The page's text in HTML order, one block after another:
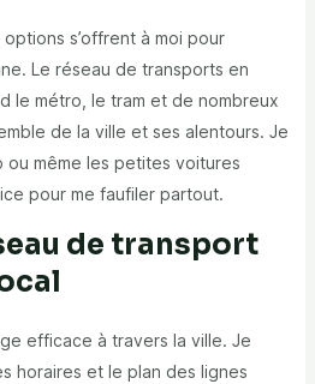
s’offrent à moi pour
Le réseau de transports en
le métro, le tram et de nombreux
de la ville et ses alentours. Je
ou même les petites voitures
pour me faufiler partout.
de transport
efficace à travers la ville. Je
horaires et le plan des lignes